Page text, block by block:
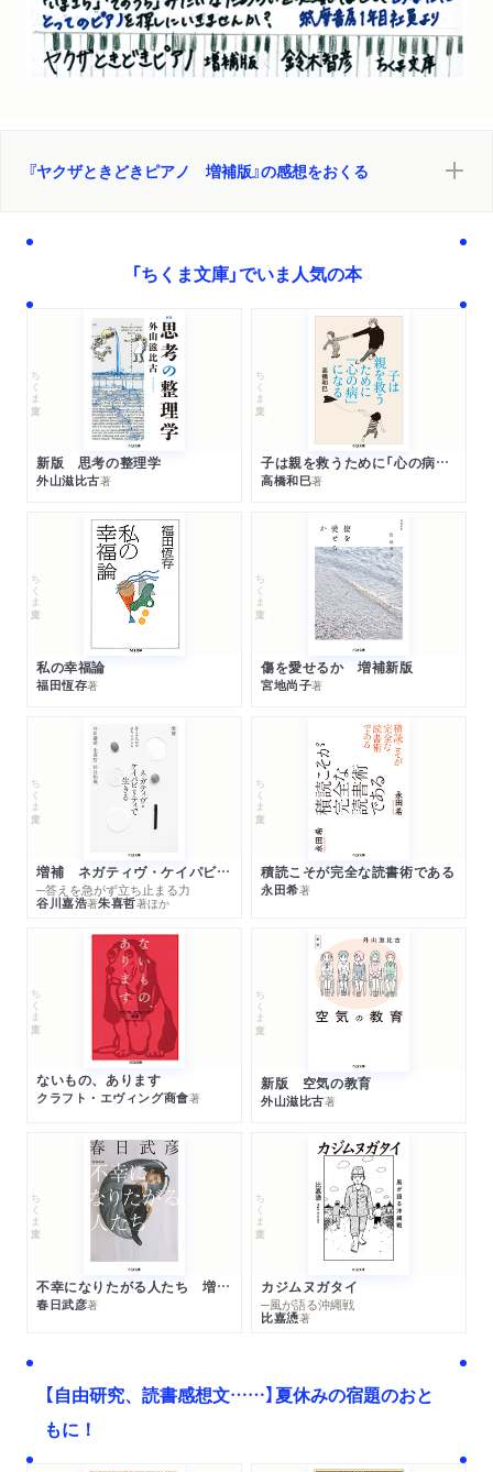
『ヤクザときどきピアノ 増補版』の感想をおくる
「ちくま文庫」でいま人気の本
ちくま文庫
新版 思考の整理学
外山滋比古著
ちくま文庫
子は親を救うために「心の病」になる
高橋和巳著
ちくま文庫
私の幸福論
福田恆存著
ちくま文庫
傷を愛せるか 増補新版
宮地尚子著
ちくま文庫
増補 ネガティヴ・ケイパビリティで生きる
─答えを急がず立ち止まる力
谷川嘉浩著朱喜哲著ほか
ちくま文庫
積読こそが完全な読書術である
永田希著
ちくま文庫
ないもの、あります
クラフト・エヴィング商會著
ちくま文庫
新版 空気の教育
外山滋比古著
ちくま文庫
不幸になりたがる人たち 増補新版
春日武彦著
ちくま文庫
カジムヌガタイ
─風が語る沖縄戦
比嘉慂著
【自由研究、読書感想文……】夏休みの宿題のおと
もに！